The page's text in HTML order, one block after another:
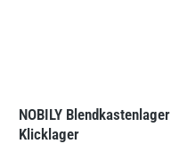
NOBILY Blendkastenlager
Klicklager